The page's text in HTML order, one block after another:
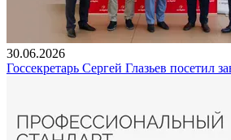
30.06.2026
Госсекретарь Сергей Глазьев посетил